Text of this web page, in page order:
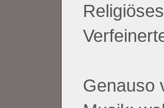
Genauso